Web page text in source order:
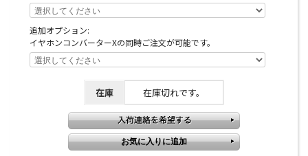
追加オプション:
イヤホンコンバーターXの同時ご注文が可能です。
在庫 在庫切れです。